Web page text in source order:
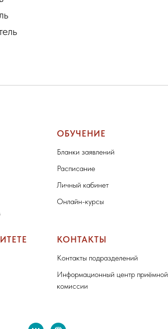
ОБУЧЕНИЕ
Бланки заявлений
Расписание
Личный кабинет
Онлайн-курсы
КОНТАКТЫ
Контакты подразделений
Информационный центр приёмной
комиссии